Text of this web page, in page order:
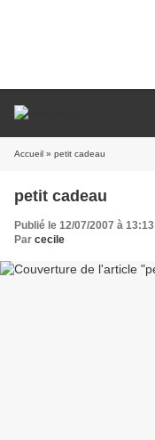
Accueil » petit cadeau
petit cadeau
Publié le 12/07/2007 à 13:13
Par cecile